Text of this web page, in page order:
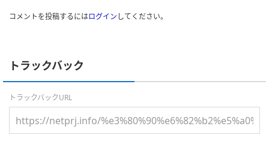
コメントを投稿するにはログインしてください。
トラックバック
トラックバックURL